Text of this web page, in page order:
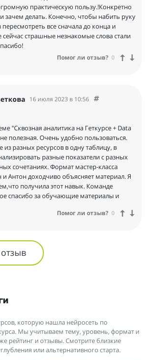
мастер-класс и получаешь те знания,
придётся покупать целый курс(порой
которого тебе нужна только одна или две
огромный респект за реализацию
просто молодцы!
практическую пользу.!Конкретно
зачем делать. Конечно, чтобы набить руку
все сначала до конца и
страшные незнакомые слова стали
Помог ли отзыв? 0
16 июля 2023 в 10:56
"Сквозная аналитика на Геткурсе + Data
полезная. Очень удобно пользоваться.
разных ресурсов в одну таблицу, в
разные показатели с разных
сочетаниях. Формат мастер-класса
Антон доходчиво объясняет материал. Я
получила этот навык. Команде
спасибо за обучающие материалы и
Помог ли отзыв? 0
которую нашла нейросеть по
Мы учитываем тему, уровень, формат и
рейтинг и отзывы. Смотрите близкие
или альтернативного старта.